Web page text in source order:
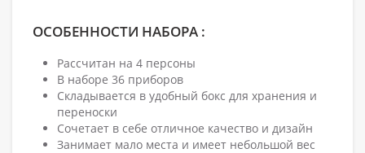
ОСОБЕННОСТИ НАБОРА :
Рассчитан на 4 персоны
В наборе 36 приборов
Складывается в удобный бокс для хранения и
переноски
Сочетает в себе отличное качество и дизайн
Занимает мало места и имеет небольшой вес